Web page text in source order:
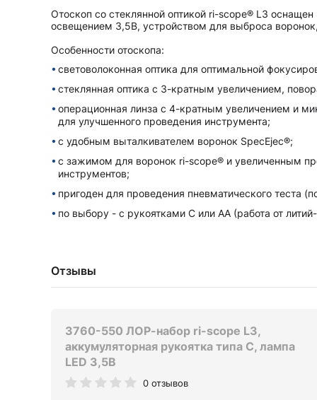
Отоскоп со стеклянной оптикой ri-scope® L3
освещением 3,5В, устройством для выброса
Особенности отоскопа:
световолоконная оптика для оптимальной
стеклянная оптика с 3-кратным увеличением,
операционная линза с 4-кратным увеличением и
для улучшенного проведения инструмента;
с удобным выталкивателем воронок SpecEjec®;
с зажимом для воронок ri-scope® и увеличенным
инструментов;
пригоден для проведения пневматического теста
по выбору - с рукоятками С или AA (работа от
Отзывы
3760-550 ЛОР-набор ri-scope L3,
аккумуляторная рукоятка типа C, лампа
LED 3,5В
0 отзывов